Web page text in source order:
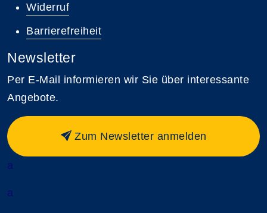
Widerruf
Barrierefreiheit
Newsletter
Per E-Mail informieren wir Sie über interessante
Angebote.
Zum Newsletter anmelden
a
a